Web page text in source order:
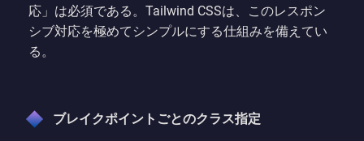
応」は必須である。Tailwind CSSは、このレスポン
シブ対応を極めてシンプルにする仕組みを備えてい
る。
ブレイクポイントごとのクラス指定